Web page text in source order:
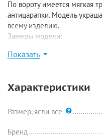
По вороту имеется мягкая
антицарапки. Модель
всему изделию.
Замеры модели:
внутреннему шву 13 см,
Размер 68: длина по
Размер 74: длина по
Показать
Характеристики
Размер, ясли все
Бренд